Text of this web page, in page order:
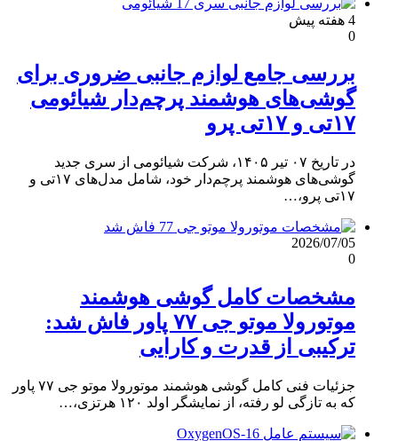
4 هفته پیش
0
بررسی جامع لوازم جانبی ضروری برای
گوشی‌های هوشمند پرچم‌دار شیائومی
۱۷تی و ۱۷تی پرو
در تاریخ ۰۷ تیر ۱۴۰۵، شرکت شیائومی از سری جدید
گوشی‌های هوشمند پرچم‌دار خود، شامل مدل‌های ۱۷تی و
۱۷تی پرو،…
2026/07/05
0
مشخصات کامل گوشی هوشمند
موتورولا موتو جی ۷۷ پاور فاش شد:
ترکیبی از قدرت و کارایی
جزئیات فنی کامل گوشی هوشمند موتورولا موتو جی ۷۷ پاور
که به تازگی لو رفته، از نمایشگر اولد ۱۲۰ هرتزی،…